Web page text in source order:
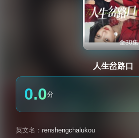
全30集
人生岔路口
0.0分
英文名： renshengchalukou